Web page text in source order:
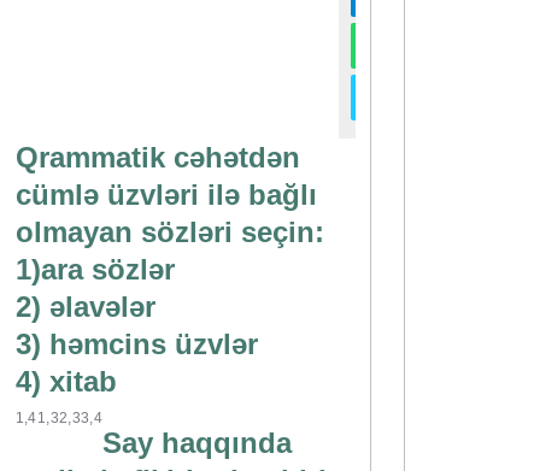
Qrammatik cəhətdən
cümlə üzvləri ilə bağlı
olmayan sözləri seçin:
1)ara sözlər
2) əlavələr
3) həmcins üzvlər
4) xitab
1,41,32,33,4
Say haqqında